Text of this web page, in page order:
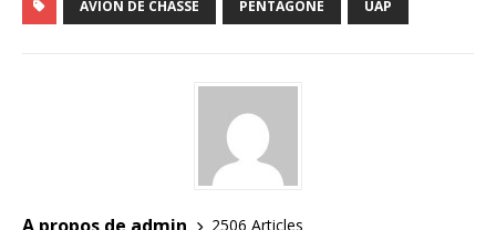
AVION DE CHASSE PENTAGONE UAP
A propos de admin
2506 Articles